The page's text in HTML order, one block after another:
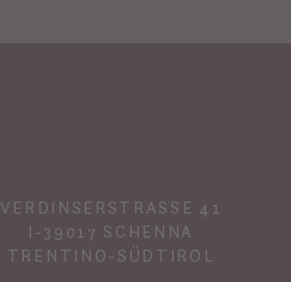
VERDINSERSTRASSE 41
I-39017 SCHENNA
TRENTINO-SÜDTIROL